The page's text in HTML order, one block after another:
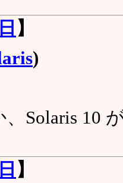
】
)
Solaris 10
】